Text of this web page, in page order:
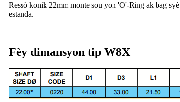
Ressò konik 22mm monte sou yon 'O'-Ring ak bag
estanda.
Fèy dimansyon tip W8X